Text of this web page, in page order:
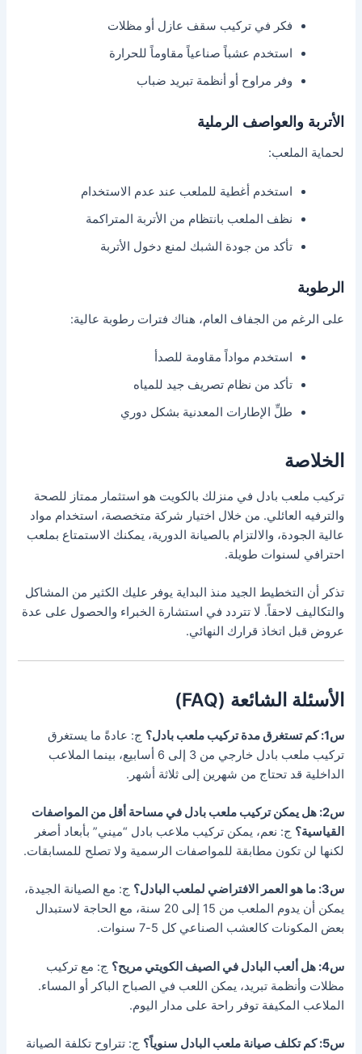
فكر في تركيب سقف عازل أو مظلات
استخدم عشباً صناعياً مقاوماً للحرارة
وفر مراوح أو أنظمة تبريد ضباب
الأتربة والعواصف الرملية
لحماية الملعب:
استخدم أغطية للملعب عند عدم الاستخدام
نظف الملعب بانتظام من الأتربة المتراكمة
تأكد من جودة الشبك لمنع دخول الأتربة
الرطوبة
على الرغم من الجفاف العام، هناك فترات رطوبة عالية:
استخدم مواداً مقاومة للصدأ
تأكد من نظام تصريف جيد للمياه
طلِّ الإطارات المعدنية بشكل دوري
الخلاصة
تركيب ملعب بادل في منزلك بالكويت هو استثمار ممتاز للصحة
والترفيه العائلي. من خلال اختيار شركة متخصصة، استخدام مواد
عالية الجودة، والالتزام بالصيانة الدورية، يمكنك الاستمتاع بملعب
احترافي لسنوات طويلة.
تذكر أن التخطيط الجيد منذ البداية يوفر عليك الكثير من المشاكل
والتكاليف لاحقاً. لا تتردد في استشارة الخبراء والحصول على عدة
عروض قبل اتخاذ قرارك النهائي.
الأسئلة الشائعة (FAQ)
س1: كم تستغرق مدة تركيب ملعب بادل؟
ج: عادةً ما يستغرق
تركيب ملعب بادل خارجي من 3 إلى 6 أسابيع، بينما الملاعب
الداخلية قد تحتاج من شهرين إلى ثلاثة أشهر.
س2: هل يمكن تركيب ملعب بادل في مساحة أقل من المواصفات
القياسية؟ ج: نعم، يمكن تركيب ملاعب بادل “ميني” بأبعاد أصغر
لكنها لن تكون مطابقة للمواصفات الرسمية ولا تصلح للمسابقات.
س3: ما هو العمر الافتراضي لملعب البادل؟
ج: مع الصيانة الجيدة،
يمكن أن يدوم الملعب من 15 إلى 20 سنة، مع الحاجة لاستبدال
بعض المكونات كالعشب الصناعي كل 5-7 سنوات.
س4: هل ألعب البادل في الصيف الكويتي مريح؟
ج: مع تركيب
مظلات وأنظمة تبريد، يمكن اللعب في الصباح الباكر أو المساء.
الملاعب المكيفة توفر راحة على مدار اليوم.
س5: كم تكلف صيانة ملعب البادل سنوياً؟
ج: تتراوح تكلفة الصيانة